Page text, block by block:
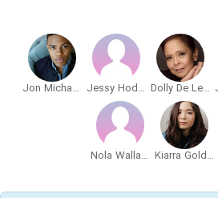
Dolly De Leon
Jessy Hodges
Jon Michael Hill
Kiarra Goldberg
Nola Wallace